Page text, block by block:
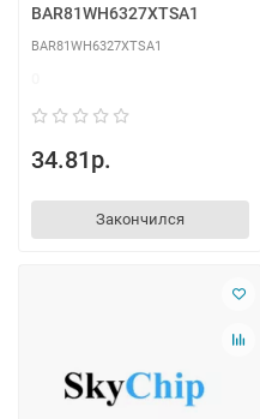
BAR81WH6327XTSA1
BAR81WH6327XTSA1
34.81р.
Закончился